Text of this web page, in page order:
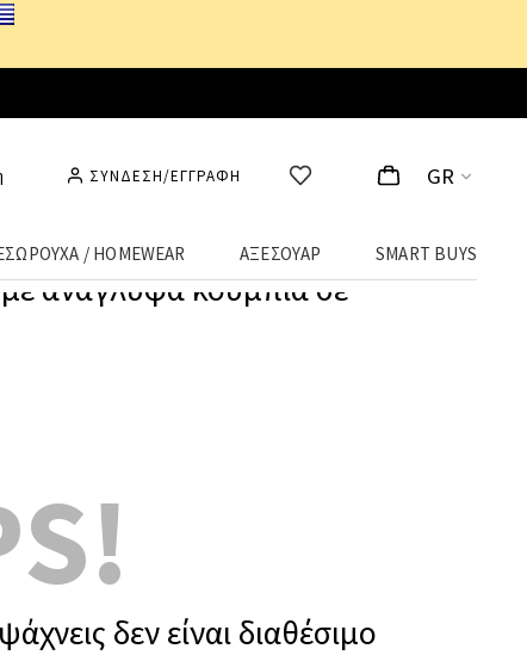
ΣΥΝΔΕΣΗ/ΕΓΓΡΑΦΗ GR
/ HOMEWEAR ΑΞΕΣΟΥΑΡ SMART BUYS
ανάγλυφα κουμπιά σε
δεν είναι διαθέσιμο